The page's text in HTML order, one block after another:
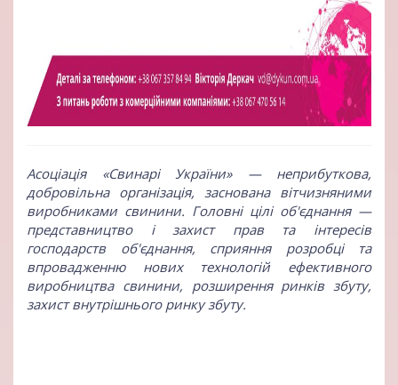
Асоціація «Свинарі України»— неприбуткова,
добровільна організація, заснована вітчизняними
виробниками свинини. Головні цілі об'єднання —
представництво і захист прав та інтересів
господарств об'єднання, сприяння розробці та
впровадженню нових технологій ефективного
виробництва свинини, розширення ринків збуту,
захист внутрішнього ринку збуту.